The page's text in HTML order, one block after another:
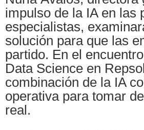
impulso de la IA en las
especialistas,
solución para que las
partido. En el
Data Science en
combinación de la IA
operativa para tomar
real.